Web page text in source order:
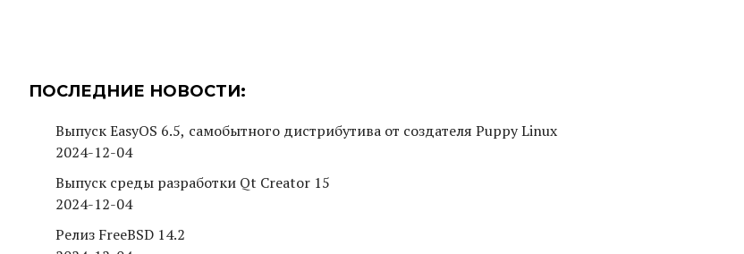
ПОСЛЕДНИЕ НОВОСТИ:
Выпуск EasyOS 6.5, самобытного дистрибутива от создателя Puppy Linux
2024-12-04
Выпуск среды разработки Qt Creator 15
2024-12-04
Релиз FreeBSD 14.2